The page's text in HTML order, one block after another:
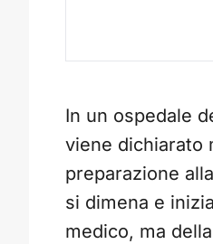
In un ospedale
viene dichiarato
preparazione
si dimena e
medico, ma